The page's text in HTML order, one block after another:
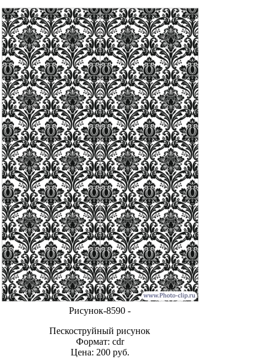
Рисунок-8590 -
Пескоструйный рисунок
Формат: cdr
Цена: 200 руб.